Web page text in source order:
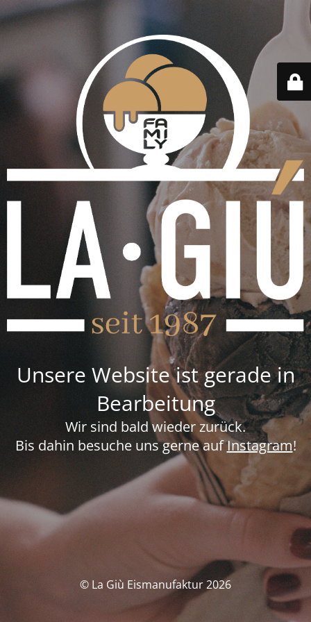
Unsere Website ist gerade in
Bearbeitung
Wir sind bald wieder zurück.
Bis dahin besuche uns gerne aufInstagram!
© La Giù Eismanufaktur 2026